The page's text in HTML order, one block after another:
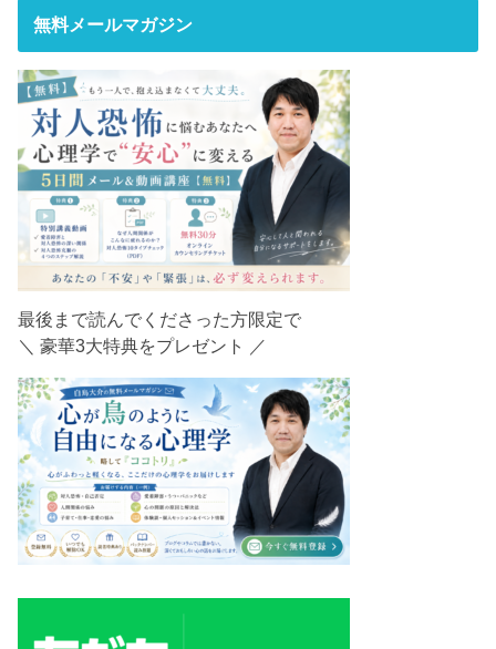
無料メールマガジン
最後まで読んでくださった方限定で
＼ 豪華3大特典をプレゼント ／